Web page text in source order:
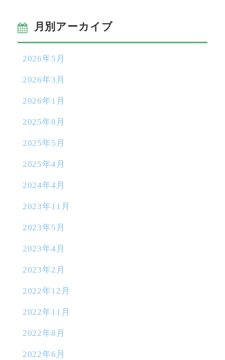
月別アーカイブ
2026年5月
2026年3月
2026年1月
2025年8月
2025年5月
2025年4月
2024年4月
2023年11月
2023年5月
2023年4月
2023年2月
2022年12月
2022年11月
2022年8月
2022年6月